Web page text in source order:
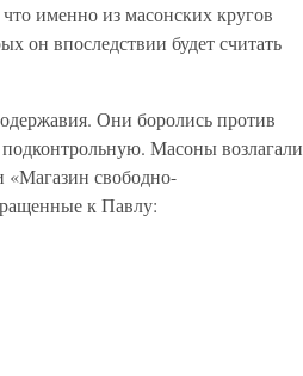
именно из масонских кругов
он впоследствии будет считать
Они боролись против
Масоны возлагали
«Магазин свободно-
к Павлу: